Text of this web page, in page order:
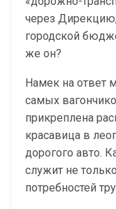
через
городской
же он?
Намек на ответ
самых
прикреплена
красавица в
дорогого авто.
служит не
потребностей